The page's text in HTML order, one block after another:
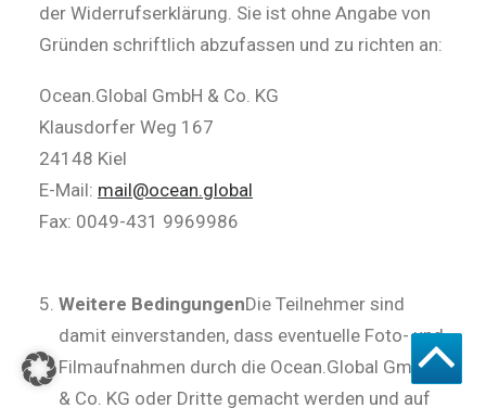
der Widerrufserklärung. Sie ist ohne Angabe von
Gründen schriftlich abzufassen und zu richten an:
Ocean.Global GmbH & Co. KG
Klausdorfer Weg 167
24148 Kiel
E-Mail: mail@ocean.global
Fax: 0049-431 9969986
Weitere BedingungenDie Teilnehmer sind
damit einverstanden, dass eventuelle Foto- und
Filmaufnahmen durch die Ocean.Global GmbH
& Co. KG oder Dritte gemacht werden und auf